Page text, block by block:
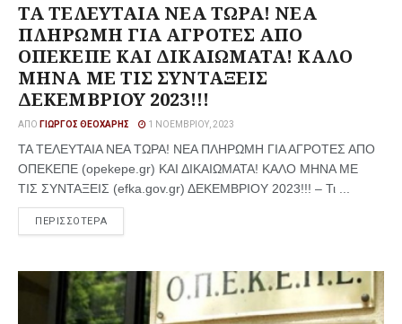
ΤΑ ΤΕΛΕΥΤΑΙΑ ΝΕΑ ΤΩΡΑ! ΝΕΑ
ΠΛΗΡΩΜΗ ΓΙΑ ΑΓΡΟΤΕΣ ΑΠΟ
ΟΠΕΚΕΠΕ ΚΑΙ ΔΙΚΑΙΩΜΑΤΑ! ΚΑΛΟ
ΜΗΝΑ ΜΕ ΤΙΣ ΣΥΝΤΑΞΕΙΣ
ΔΕΚΕΜΒΡΙΟΥ 2023!!!
ΑΠΌ ΓΙΏΡΓΟΣ ΘΕΟΧΆΡΗΣ 1 ΝΟΕΜΒΡΊΟΥ, 2023
ΤΑ ΤΕΛΕΥΤΑΙΑ ΝΕΑ ΤΩΡΑ! ΝΕΑ ΠΛΗΡΩΜΗ ΓΙΑ ΑΓΡΟΤΕΣ ΑΠΟ
ΟΠΕΚΕΠΕ (opekepe.gr) ΚΑΙ ΔΙΚΑΙΩΜΑΤΑ! ΚΑΛΟ ΜΗΝΑ ΜΕ
ΤΙΣ ΣΥΝΤΑΞΕΙΣ (efka.gov.gr) ΔΕΚΕΜΒΡΙΟΥ 2023!!! – Τι ...
ΠΕΡΙΣΣΟΤΕΡΑ